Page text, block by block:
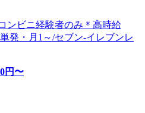
ンビニ経験者のみ＊高時給
発・月1～/セブン-イレブンレ
円〜